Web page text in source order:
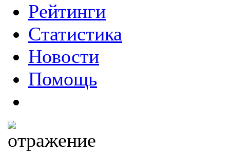
Рейтинги
Статистика
Новости
Помощь